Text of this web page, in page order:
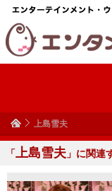
上島雪夫
「上島雪夫 」に関連